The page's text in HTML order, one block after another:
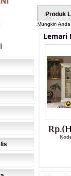
Produk
Mungkin
Lemari